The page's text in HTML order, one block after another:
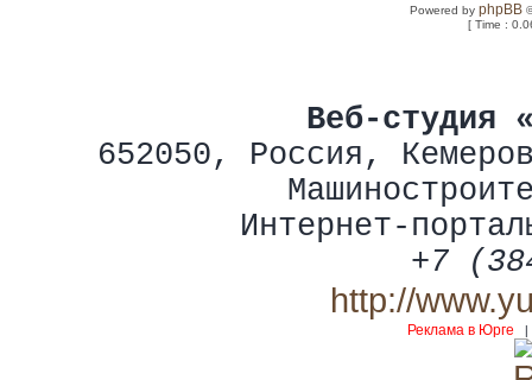
Powered byphpBB
[ Time :
Веб-студия
652050, Россия ,
Интернет-
+7
http://
Реклама в Юрге